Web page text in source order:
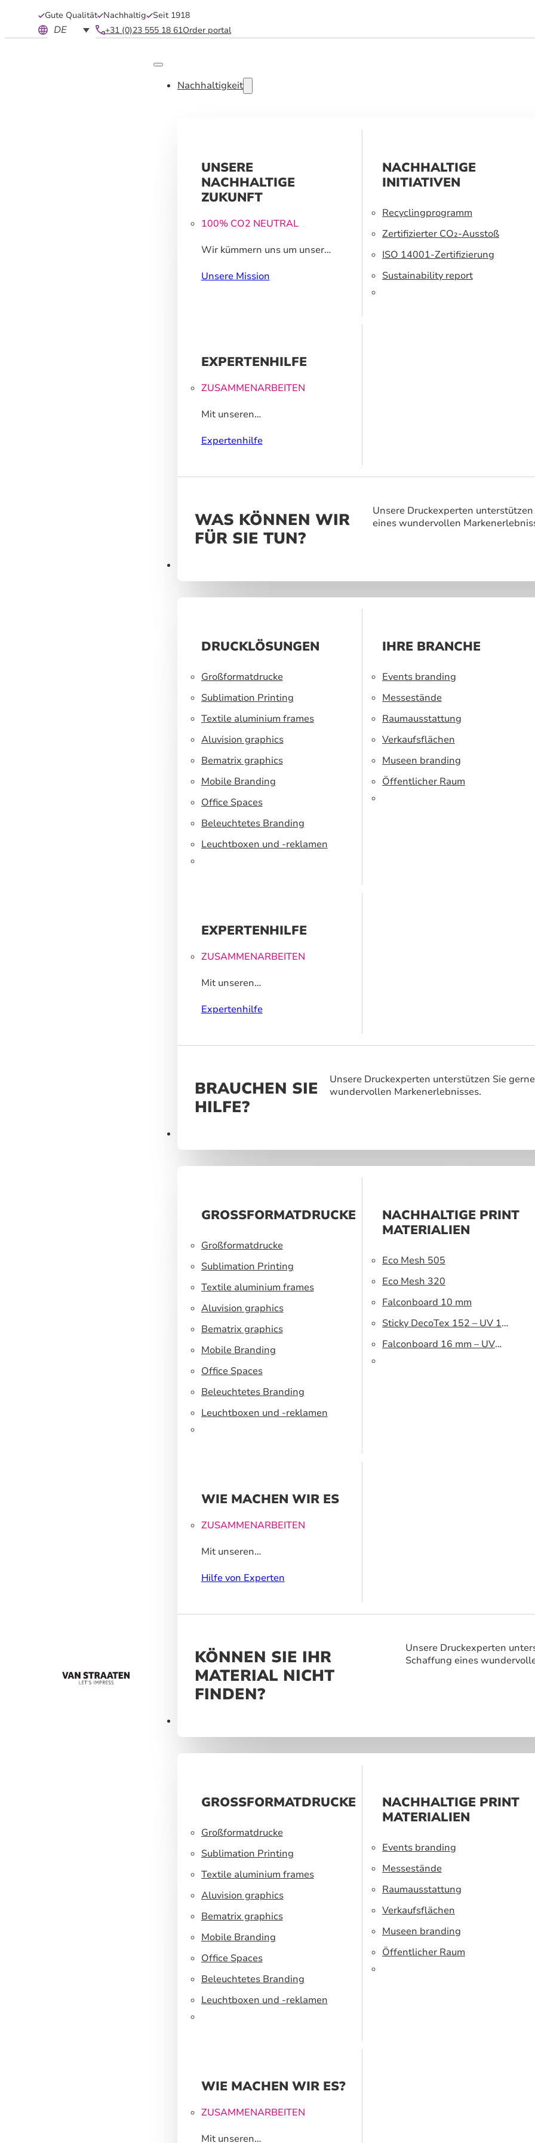
Gute Qualität Nachhaltig Seit 1918
DE +31 (0)23 555 18 61Order portal
Nachhaltigkeit
UNSERE
NACHHALTIGE
ZUKUNFT
100% CO2 NEUTRAL
Wir kümmern uns um unsere
Zukunft, daher verwenden
Unsere Mission
NACHHALTIGE
INITIATIVEN
Recyclingprogramm
Zertifizierter CO₂-Ausstoß
ISO 14001-Zertifizierung
Sustainability report
EXPERTENHILFE
ZUSAMMENARBEITEN
Mit unseren
Großformatdrucklösungen
helfen, ein unvergessliches
Expertenhilfe
WAS KÖNNEN WIR
FÜR SIE TUN?
Unsere Druckexperten
eines wundervollen
DRUCKLÖSUNGEN
Großformatdrucke
Sublimation Printing
Textile aluminium frames
Aluvision graphics
Bematrix graphics
Mobile Branding
Office Spaces
Beleuchtetes Branding
Leuchtboxen und -reklamen
IHRE BRANCHE
Events branding
Messestände
Raumausstattung
Verkaufsflächen
Museen branding
Öffentlicher Raum
EXPERTENHILFE
ZUSAMMENARBEITEN
Mit unseren
Großformatdrucklösungen
helfen, ein unvergessliches
Expertenhilfe
BRAUCHEN SIE
HILFE?
Unsere Druckexperten unterstützen Sie
wundervollen Markenerlebnisses.
GROSSFORMATDRUCKE
Großformatdrucke
Sublimation Printing
Textile aluminium frames
Aluvision graphics
Bematrix graphics
Mobile Branding
Office Spaces
Beleuchtetes Branding
Leuchtboxen und -reklamen
NACHHALTIGE PRINT
MATERIALIEN
Eco Mesh 505
Eco Mesh 320
Falconboard 10 mm
Sticky DecoTex 152 – UV 160
cm
Falconboard 16 mm – UV
WIE MACHEN WIR ES
ZUSAMMENARBEITEN
Mit unseren
Großformatdrucklösungen
helfen, ein unvergessliches
Hilfe von Experten
KÖNNEN SIE IHR
MATERIAL NICHT
FINDEN?
Unsere Druckexperten
Schaffung eines
GROSSFORMATDRUCKE
Großformatdrucke
Sublimation Printing
Textile aluminium frames
Aluvision graphics
Bematrix graphics
Mobile Branding
Office Spaces
Beleuchtetes Branding
Leuchtboxen und -reklamen
NACHHALTIGE PRINT
MATERIALIEN
Events branding
Messestände
Raumausstattung
Verkaufsflächen
Museen branding
Öffentlicher Raum
WIE MACHEN WIR ES?
ZUSAMMENARBEITEN
Mit unseren